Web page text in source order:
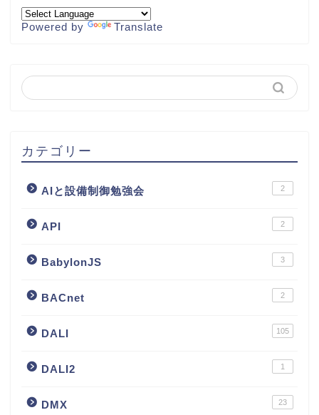
Powered by Translate
カテゴリー
AIと設備制御勉強会 2
API 2
BabylonJS 3
BACnet 2
DALI 105
DALI2 1
DMX 23